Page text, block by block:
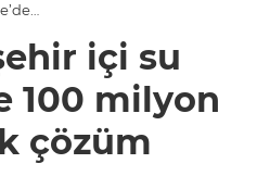
milyon
içi su
100 milyon
çözüm